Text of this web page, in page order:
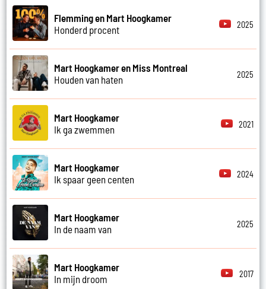
Flemming en Mart Hoogkamer
Honderd procent
2025
Mart Hoogkamer en Miss Montreal
Houden van haten
2025
Mart Hoogkamer
Ik ga zwemmen
2021
Mart Hoogkamer
Ik spaar geen centen
2024
Mart Hoogkamer
In de naam van
2025
Mart Hoogkamer
In mijn droom
2017